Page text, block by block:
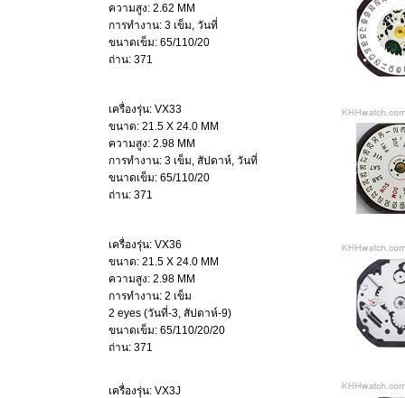
ความสูง: 2.62 MM
การทำงาน: 3 เข็ม, วันที่
ขนาดเข็ม: 65/110/20
ถ่าน: 371
เครื่องรุ่น: VX33
ขนาด: 21.5 X 24.0 MM
ความสูง: 2.98 MM
การทำงาน: 3 เข็ม, สัปดาห์, วันที่
ขนาดเข็ม: 65/110/20
ถ่าน: 371
เครื่องรุ่น: VX36
ขนาด: 21.5 X 24.0 MM
ความสูง: 2.98 MM
การทำงาน: 2 เข็ม
2 eyes (วันที่-3, สัปดาห์-9)
ขนาดเข็ม: 65/110/20/20
ถ่าน: 371
เครื่องรุ่น: VX3J